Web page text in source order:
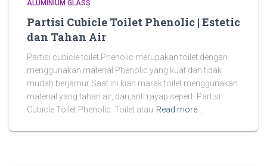
ALUMINIUM GLASS
Partisi Cubicle Toilet Phenolic | Estetic
dan Tahan Air
Partisi cubicle toilet Phenolic merupakan toilet dengan
menggunakan material Phenolic yang kuat dan tidak
mudah berjamur Saat ini kian marak toilet menggunakan
material yang tahan air, dan,anti rayap seperti Partisi
Cubicle Toilet Phenolic. Toilet atau Read more…